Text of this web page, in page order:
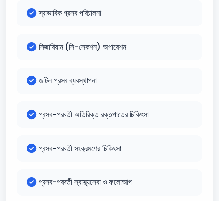
স্বাভাবিক প্রসব পরিচালনা
সিজারিয়ান (সি-সেকশন) অপারেশন
জটিল প্রসব ব্যবস্থাপনা
প্রসব-পরবর্তী অতিরিক্ত রক্তপাতের চিকিৎসা
প্রসব-পরবর্তী সংক্রমণের চিকিৎসা
প্রসব-পরবর্তী স্বাস্থ্যসেবা ও ফলোআপ